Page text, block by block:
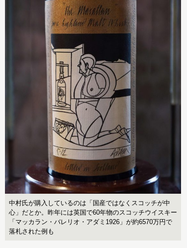
中村氏が購入しているのは「国産ではなくスコッチが中
心」だとか。昨年には英国で60年物のスコッチウイスキー
「マッカラン・バレリオ・アダミ1926」が約6570万円で
落札された例も